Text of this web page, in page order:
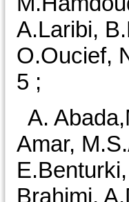
A.Laribi,
O.Oucief,
5 ;
A.
Amar,
Brahimi,